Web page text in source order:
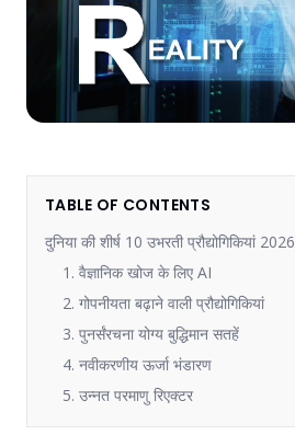
TABLE OF CONTENTS
दुनिया की शीर्ष 10 उभरती प्रौद्योगिकियां 2026
1. वैज्ञानिक खोज के लिए AI
2. गोपनीयता बढ़ाने वाली प्रौद्योगिकियां
3. पुनर्संरचना योग्य बुद्धिमान सतहें
4. नवीकरणीय ऊर्जा भंडारण
5. उन्नत परमाणु रिएक्टर